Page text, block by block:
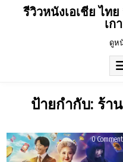
รีวิวหนังเอเชีย ไท
เก
ดูห
ป้ายกำกับ: ร้า
0 Comment